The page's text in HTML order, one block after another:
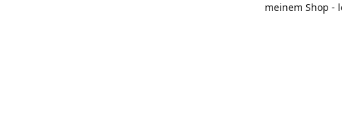
meinem Shop -